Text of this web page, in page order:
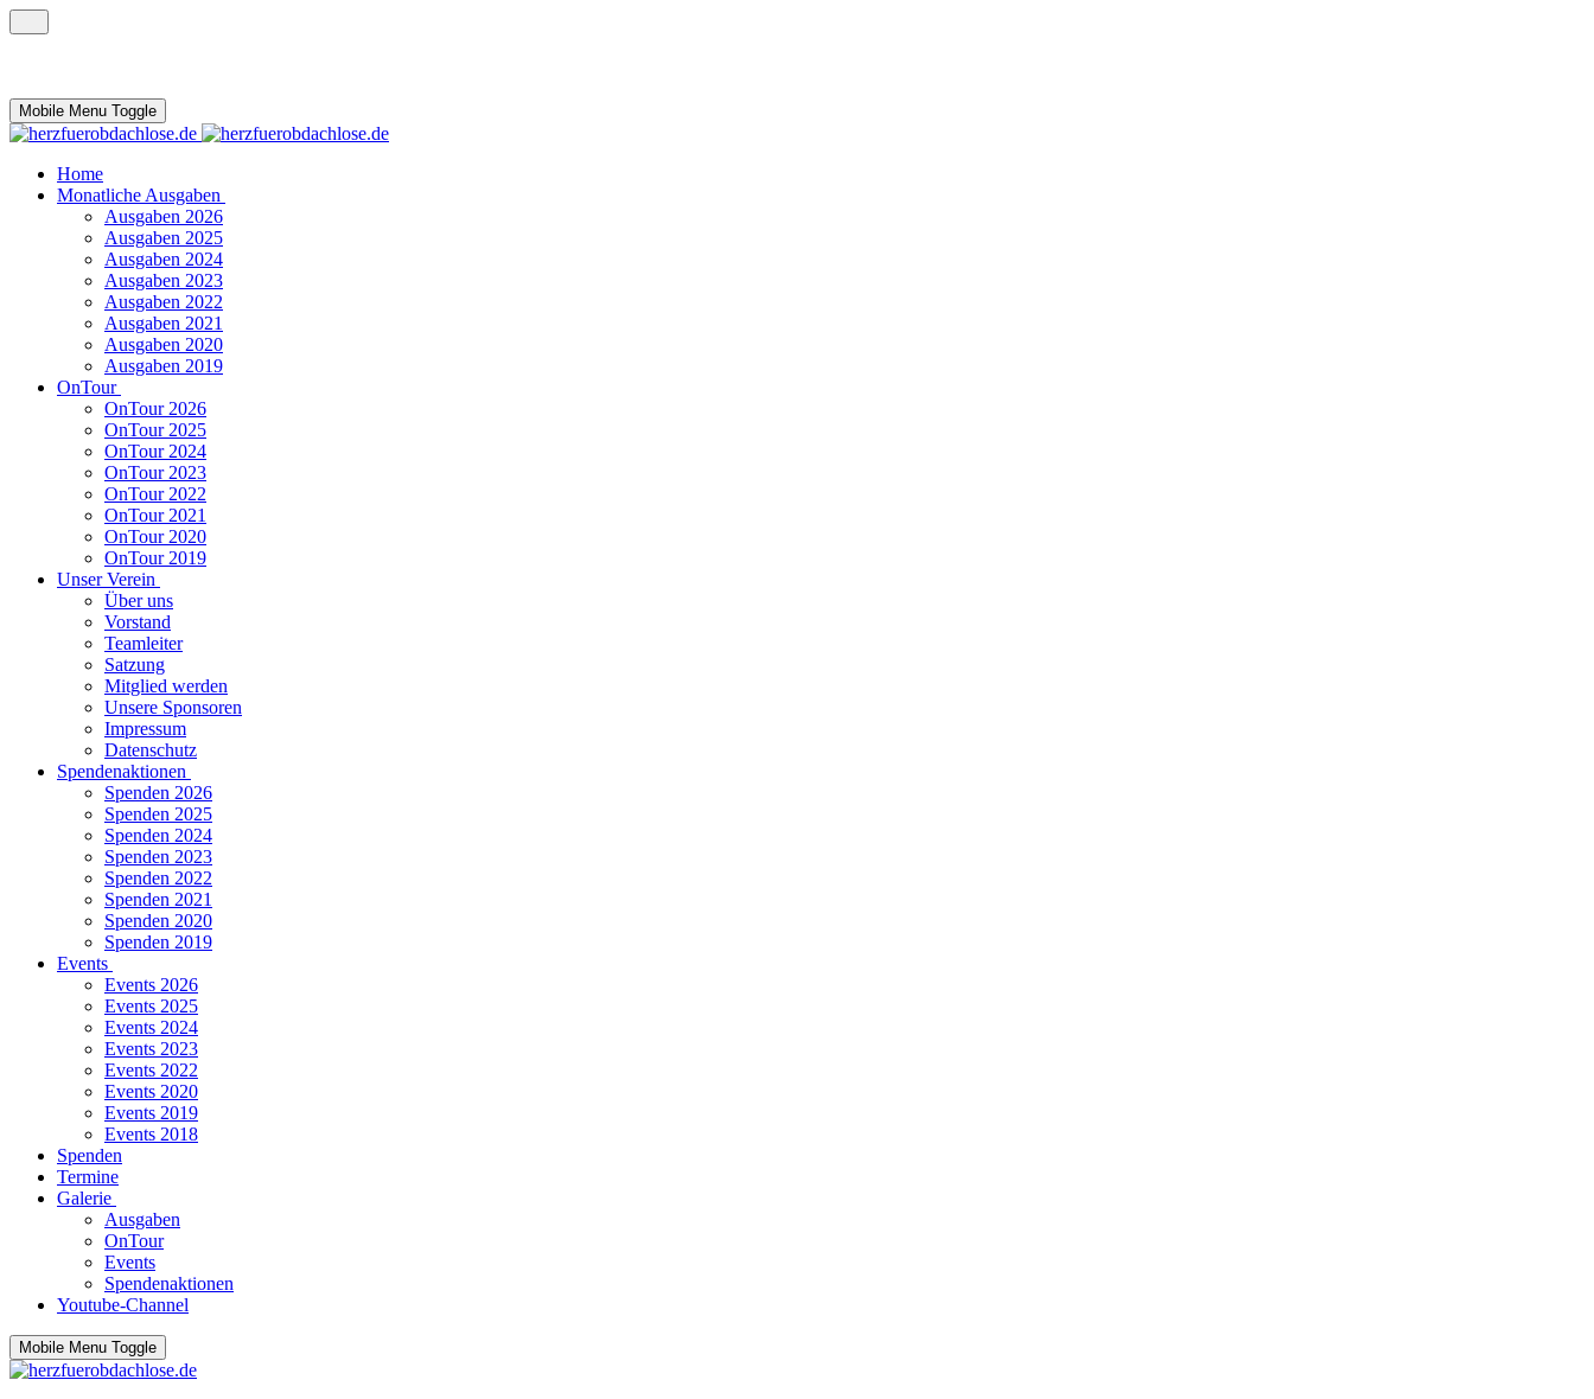
Mobile Menu Toggle
Home
Monatliche Ausgaben
Ausgaben 2026
Ausgaben 2025
Ausgaben 2024
Ausgaben 2023
Ausgaben 2022
Ausgaben 2021
Ausgaben 2020
Ausgaben 2019
OnTour
OnTour 2026
OnTour 2025
OnTour 2024
OnTour 2023
OnTour 2022
OnTour 2021
OnTour 2020
OnTour 2019
Unser Verein
Über uns
Vorstand
Teamleiter
Satzung
Mitglied werden
Unsere Sponsoren
Impressum
Datenschutz
Spendenaktionen
Spenden 2026
Spenden 2025
Spenden 2024
Spenden 2023
Spenden 2022
Spenden 2021
Spenden 2020
Spenden 2019
Events
Events 2026
Events 2025
Events 2024
Events 2023
Events 2022
Events 2020
Events 2019
Events 2018
Spenden
Termine
Galerie
Ausgaben
OnTour
Events
Spendenaktionen
Youtube-Channel
Mobile Menu Toggle